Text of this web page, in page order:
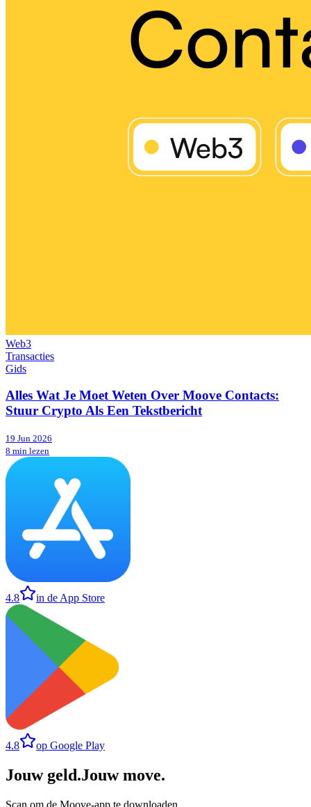
Web3
Transacties
Gids
Alles Wat Je Moet Weten Over Moove Contacts:
Stuur Crypto Als Een Tekstbericht
19 Jun 2026
8 min lezen
4.8 in de App Store
4.8 op Google Play
Jouw geld.Jouw move.
Scan om de Moove-app te downloaden